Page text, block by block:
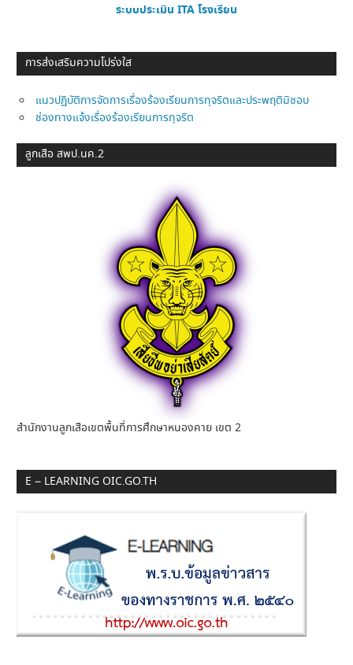
ระบบประเมิน ITA โรงเรียน
การส่งเสริมความโปร่งใส
แนวปฏิบัติการจัดการเรื่องร้องเรียนการทุจริตและประพฤติมิชอบ
ช่องทางแจ้งเรื่องร้องเรียนการทุจริต
ลูกเสือ สพป.นค.2
สำนักงานลูกเสือเขตพื้นที่การศึกษาหนองคาย เขต 2
E – LEARNING OIC.GO.TH